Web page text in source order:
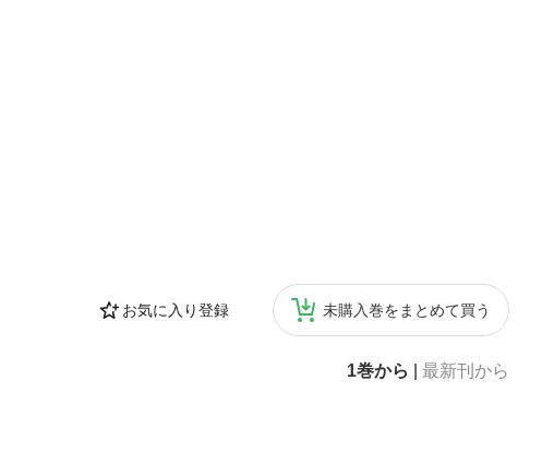
お気に入り登録 未購入巻をまとめて買う
1巻から 最新刊から